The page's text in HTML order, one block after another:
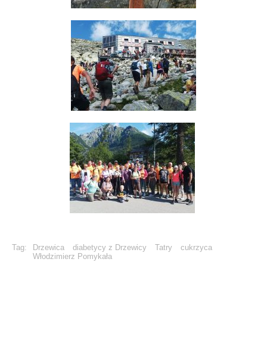
Tag: Drzewica diabetycy z Drzewicy Tatry
cukrzyca
Włodzimierz Pomykała